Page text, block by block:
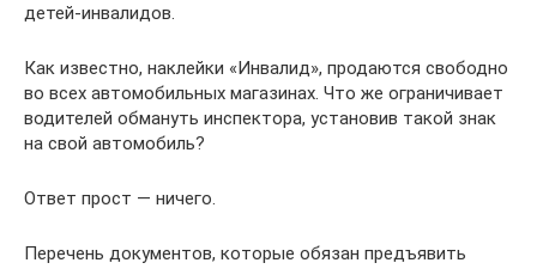
детей-инвалидов.
Как известно, наклейки «Инвалид», продаются свободно
во всех автомобильных магазинах. Что же ограничивает
водителей обмануть инспектора, установив такой знак
на свой автомобиль?
Ответ прост — ничего.
Перечень документов, которые обязан предъявить